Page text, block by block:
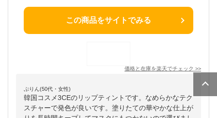
この商品をサイトでみる
価格と在庫を楽天でチェック >>
ぷりん(50代・女性)
韓国コスメ3CEのリップティントです。なめらかなテク
スチャーで発色が良いです。塗りたての華やかな仕上が